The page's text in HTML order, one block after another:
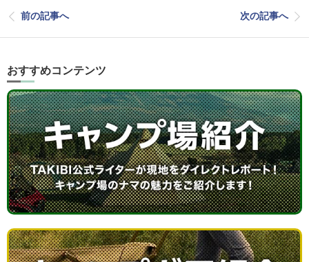
前の記事へ 次の記事へ
おすすめコンテンツ